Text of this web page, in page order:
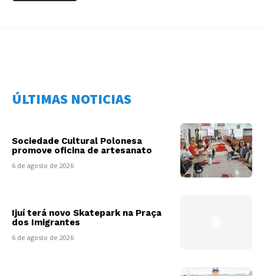
ÚLTIMAS NOTICIAS
Sociedade Cultural Polonesa
promove oficina de artesanato
6 de agosto de 2026
Ijuí terá novo Skatepark na Praça
dos Imigrantes
6 de agosto de 2026